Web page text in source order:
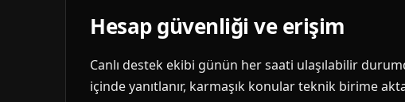
Hesap güvenliği ve erişim
Canlı destek ekibi günün her saati ulaşılabilir
içinde yanıtlanır, karmaşık konular teknik birime